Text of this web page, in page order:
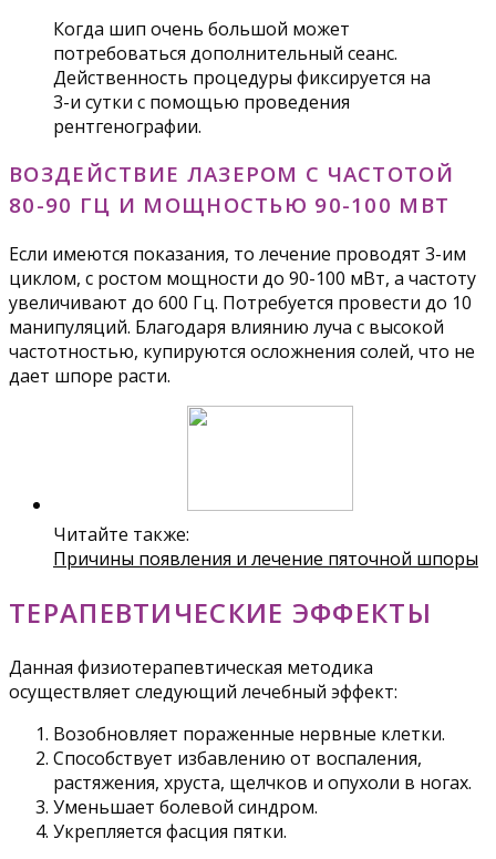
Когда шип очень большой может
потребоваться дополнительный сеанс.
Действенность процедуры фиксируется на
3-и сутки с помощью проведения
рентгенографии.
ВОЗДЕЙСТВИЕ ЛАЗЕРОМ С ЧАСТОТОЙ
80-90 ГЦ И МОЩНОСТЬЮ 90-100 МВТ
Если имеются показания, то лечение проводят 3-им
циклом, с ростом мощности до 90-100 мВт, а частоту
увеличивают до 600 Гц. Потребуется провести до 10
манипуляций. Благодаря влиянию луча с высокой
частотностью, купируются осложнения солей, что не
дает шпоре расти.
Читайте также:
Причины появления и лечение пяточной шпоры
ТЕРАПЕВТИЧЕСКИЕ ЭФФЕКТЫ
Данная физиотерапевтическая методика
осуществляет следующий лечебный эффект:
Возобновляет пораженные нервные клетки.
Способствует избавлению от воспаления,
растяжения, хруста, щелчков и опухоли в ногах.
Уменьшает болевой синдром.
Укрепляется фасция пятки.